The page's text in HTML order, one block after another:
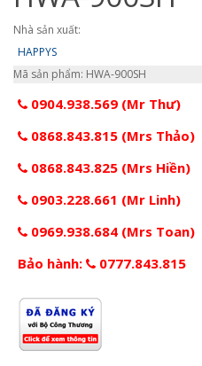
Nhà sản xuất:
HAPPYS
Mã sản phẩm: HWA-900SH
0904.938.569 (Mr Thư)
0868.843.815 (Mrs Thảo)
0868.843.825 (Mrs Hiền)
0903.228.661 (Mr Linh)
0969.938.684 (Mrs Toan)
Bảo hành:
0777.843.815